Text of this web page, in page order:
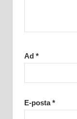
Ad *
E-posta*